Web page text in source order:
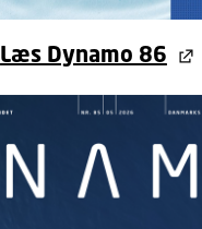
Læs Dynamo 86